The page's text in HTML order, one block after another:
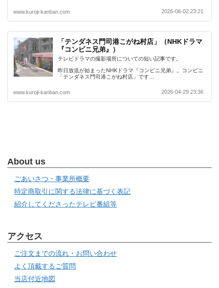
www.kuroji-kanban.com 2026-06-02 23:21
「テンダネス門司港こがね村店」（NHKドラマ
『コンビニ兄弟』）
テレビドラマの撮影場所についての短い記事です。
昨日放送が始まったNHKドラマ『コンビニ兄弟』。コンビニ
「テンダネス門司港こがね村店」です…
www.kuroji-kanban.com 2026-04-29 23:36
About us
ごあいさつ・事業所概要
特定商取引に関する法律に基づく表記
紹介してくださったテレビ番組等
アクセス
ご注文までの流れ・お問い合わせ
よく頂戴するご質問
当店付近地図